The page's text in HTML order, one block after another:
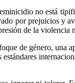
no está
por prejuicios y
de la violencia
de género, una